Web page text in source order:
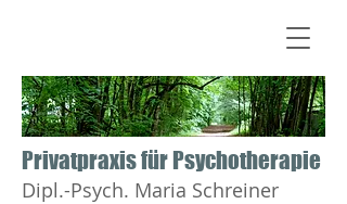
​​​​​​​Privatpraxis für Psychotherapie
Dipl.-Psych. Maria Schreiner